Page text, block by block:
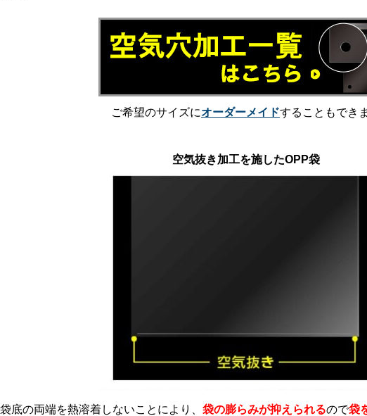
ご希望のサイズにオーダーメイドすることもでき
空気抜き加工を施したOPP袋
袋底の両端を熱溶着しないことにより、 袋の膨らみが抑えられるので袋